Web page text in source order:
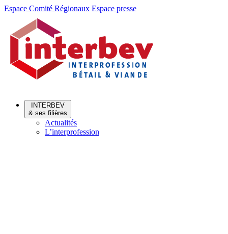
Aller
Aller
contenu
Espace Comité Régionaux Espace presse
INTERBEV
& ses filières
Actualités
L’interprofession